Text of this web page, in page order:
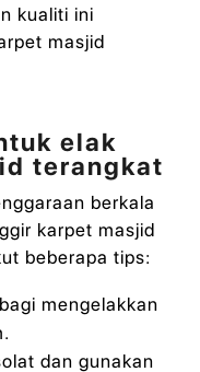
kualiti ini
masjid
elak
terangkat
berkala
karpet masjid
beberapa tips:
mengelakkan
dan gunakan